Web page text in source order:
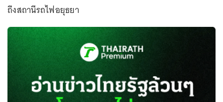
ถึงสถานีรถไฟอยุธยา